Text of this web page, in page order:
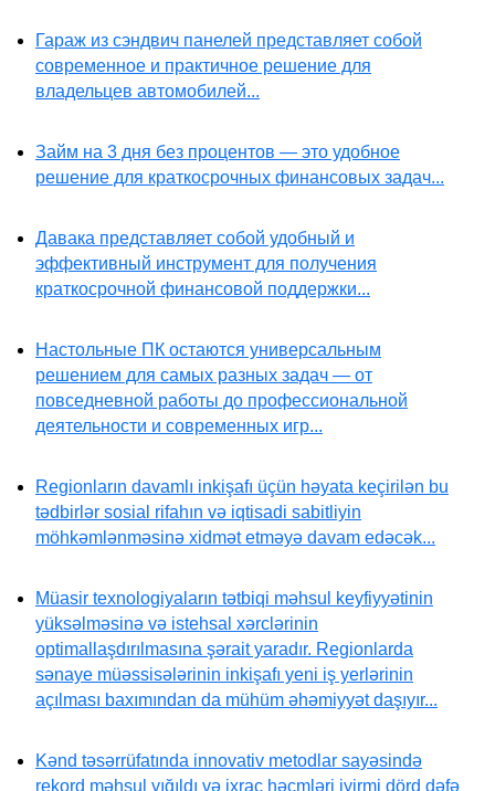
Гараж из сэндвич панелей представляет собой
современное и практичное решение для
владельцев автомобилей...
Займ на 3 дня без процентов — это удобное
решение для краткосрочных финансовых задач...
Давака представляет собой удобный и
эффективный инструмент для получения
краткосрочной финансовой поддержки...
Настольные ПК остаются универсальным
решением для самых разных задач — от
повседневной работы до профессиональной
деятельности и современных игр...
Regionların davamlı inkişafı üçün həyata keçirilən bu
tədbirlər sosial rifahın və iqtisadi sabitliyin
möhkəmlənməsinə xidmət etməyə davam edəcək...
Müasir texnologiyaların tətbiqi məhsul keyfiyyətinin
yüksəlməsinə və istehsal xərclərinin
optimallaşdırılmasına şərait yaradır. Regionlarda
sənaye müəssisələrinin inkişafı yeni iş yerlərinin
açılması baxımından da mühüm əhəmiyyət daşıyır...
Kənd təsərrüfatında innovativ metodlar sayəsində
rekord məhsul yığıldı və ixrac həcmləri iyirmi dörd dəfə